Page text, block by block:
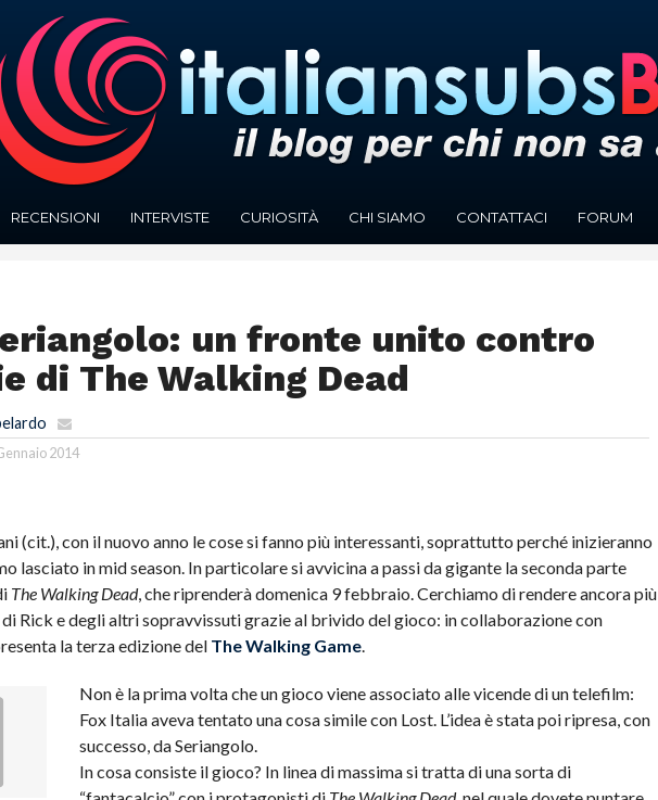
RECENSIONI INTERVISTE CURIOSITÀ CHI SIAMO CONTATTACI FORUM
un fronte unito contro
di The Walking Dead
2014
(cit.), con il nuovo anno le cose si fanno più interessanti, soprattutto perché inizieranno
lasciato in mid season. In particolare si avvicina a passi da gigante la seconda parte
The Walking Dead, che riprenderà domenica 9 febbraio. Cerchiamo di rendere ancora più
Rick e degli altri sopravvissuti grazie al brivido del gioco: in collaborazione con
la terza edizione del The Walking Game.
Non è la prima volta che un gioco viene associato alle vicende di un telefilm:
Fox Italia aveva tentato una cosa simile con Lost. L’idea è stata poi ripresa, con
successo, da Seriangolo.
In cosa consiste il gioco? In linea di massima si tratta di una sorta di